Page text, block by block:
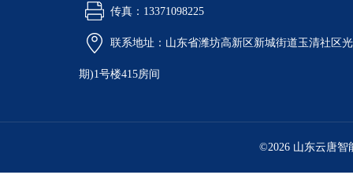
传真：13371098225
联系地址：山东省潍坊高新区新城街道玉清社区
期)1号楼415房间
©2026 山东云唐